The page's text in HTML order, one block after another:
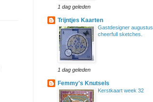
1 dag geleden
Trijntjes Kaarten
Gastdesigner augustus
cheerfull sketches.
1 dag geleden
Femmy's Knutsels
Kerstkaart week 32